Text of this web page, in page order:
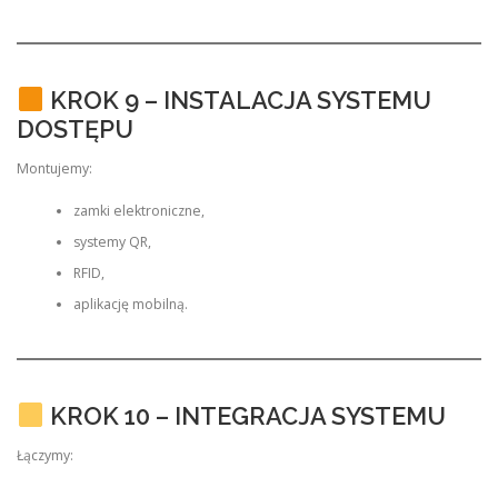
KROK 9 – INSTALACJA SYSTEMU
DOSTĘPU
Montujemy:
zamki elektroniczne,
systemy QR,
RFID,
aplikację mobilną.
KROK 10 – INTEGRACJA SYSTEMU
Łączymy: